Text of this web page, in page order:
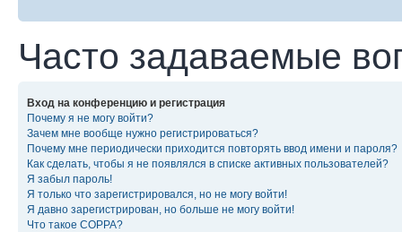
Часто задаваемые
Вход на конференцию и регистрация
Почему я не могу войти?
Зачем мне вообще нужно регистрироваться?
Почему мне периодически приходится повторять ввод имени и пароля?
Как сделать, чтобы я не появлялся в списке активных пользователей?
Я забыл пароль!
Я только что зарегистрировался, но не могу войти!
Я давно зарегистрирован, но больше не могу войти!
Что такое COPPA?